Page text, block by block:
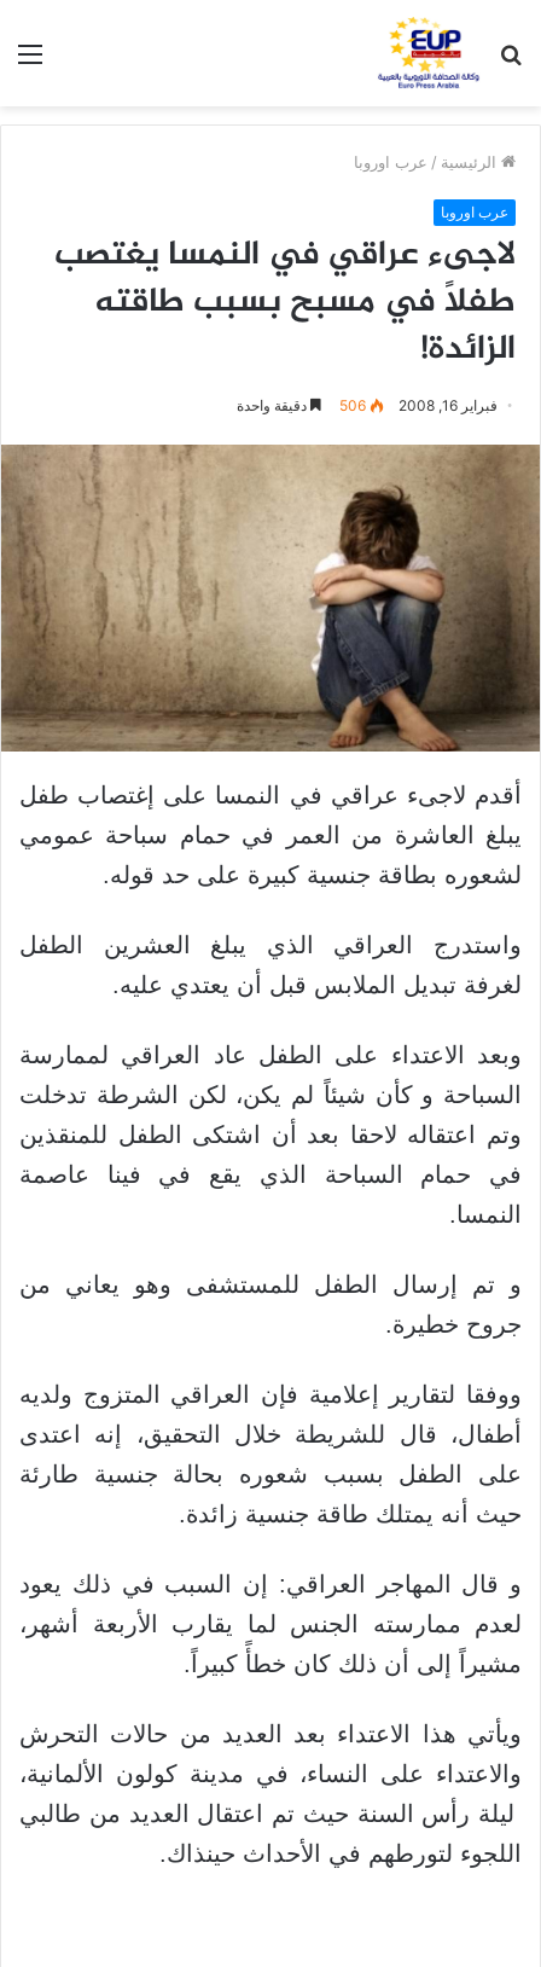
عن
الرئيسية / عرب اوروبا
عرب اوروبا
لاجىء عراقي في النمسا يغتصب
طفلاً في مسبح بسبب طاقته
الزائدة!
فبراير 16, 2008 506 دقيقة واحدة
أقدم لاجىء عراقي في النمسا على إغتصاب طفل
يبلغ العاشرة من العمر في حمام سباحة عمومي
لشعوره بطاقة جنسية كبيرة على حد قوله.
واستدرج العراقي الذي يبلغ العشرين الطفل
لغرفة تبديل الملابس قبل أن يعتدي عليه.
وبعد الاعتداء على الطفل عاد العراقي لممارسة
السباحة و كأن شيئاً لم يكن، لكن الشرطة تدخلت
وتم اعتقاله لاحقا بعد أن اشتكى الطفل للمنقذين
في حمام السباحة الذي يقع في فينا عاصمة
النمسا.
و تم إرسال الطفل للمستشفى وهو يعاني من
جروح خطيرة.
ووفقا لتقارير إعلامية فإن العراقي المتزوج ولديه
أطفال، قال للشريطة خلال التحقيق، إنه اعتدى
على الطفل بسبب شعوره بحالة جنسية طارئة
حيث أنه يمتلك طاقة جنسية زائدة.
و قال المهاجر العراقي: إن السبب في ذلك يعود
لعدم ممارسته الجنس لما يقارب الأربعة أشهر،
مشيراً إلى أن ذلك كان خطأً كبيراً.
ويأتي هذا الاعتداء بعد العديد من حالات التحرش
والاعتداء على النساء، في مدينة كولون الألمانية،
ليلة رأس السنة حيث تم اعتقال العديد من طالبي
اللجوء لتورطهم في الأحداث حينذاك.